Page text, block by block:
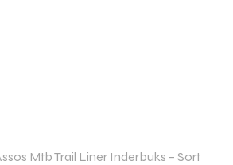
Mtb Trail Liner Inderbuks – Sort